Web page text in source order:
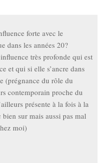
forte avec le
dans les années 20?
très profonde qui est
et qui si elle s’ancre dans
(prégnance du rôle du
contemporain proche du
présente à la fois à la
sur mais aussi pas mal
moi)